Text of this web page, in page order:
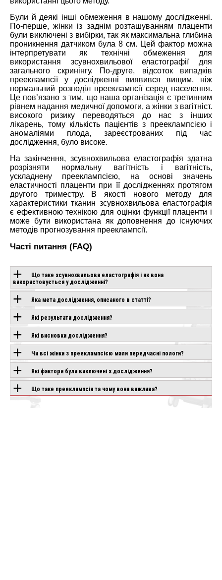
Були й деякі інші обмеження в нашому дослідженні.
По-перше, жінки із заднім розташуванням плаценти
були виключені з вибірки, так як максимальна глибина
проникнення датчиком була 8 см. Цей фактор можна
інтерпретувати як технічні обмеження для
використання зсувнохвильової еластографії для
загального скринінгу. По-друге, відсоток випадків
прееклампсії у дослідженні виявився вищим, ніж
нормальний розподіл прееклампсії серед населення.
Це пов’язано з тим, що наша організація є третинним
рівнем надання медичної допомоги, а жінки з вагітніст.
високого ризику переводяться до нас з інших
лікарень, тому кількість пацієнтів з прееклампсією і
аномаліями плода, зареєстрованих під час
дослідження, було високе.
На закінчення, зсувнохвильова еластографія здатна
розрізняти нормальну вагітність і вагітність,
ускладнену прееклампсією, на основі значень
еластичності плаценти при її дослідженнях протягом
другого триместру. В якості нового методу для
характеристики тканин зсувнохвильова еластографія
є ефективною технікою для оцінки функції плаценти і
може бути використана як доповнення до існуючих
методів прогнозування прееклампсії.
Часті питання (FAQ)
Що таке зсувнохвильова еластографія і як вона
використовується у дослідженні?
Яка мета дослідження, описаного в статті?
Які результати дослідження?
Які висновки дослідження?
Чи всі жінки з прееклампсією мали передчасні пологи?
Які фактори були виключені з дослідження?
Що таке прееклампсія та чому вона важлива?
ОБЛАДНАННЯ З
ЦІЄЮ
ТЕХНОЛОГІЄЮ
SAMSUNG V6